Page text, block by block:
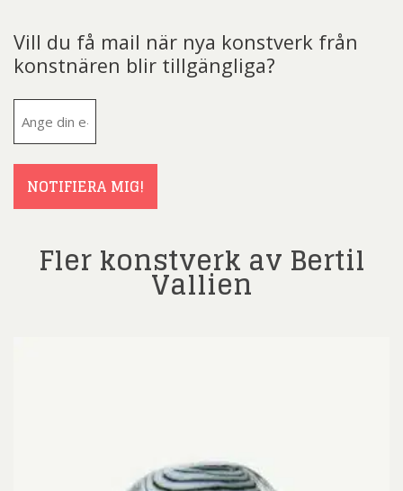
Vill du få mail när nya konstverk från
konstnären blir tillgängliga?
NOTIFIERA MIG!
Fler konstverk av Bertil
Vallien